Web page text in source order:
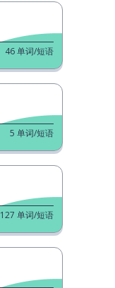
46单词/短语
5 单词/短语
127 单词/短语